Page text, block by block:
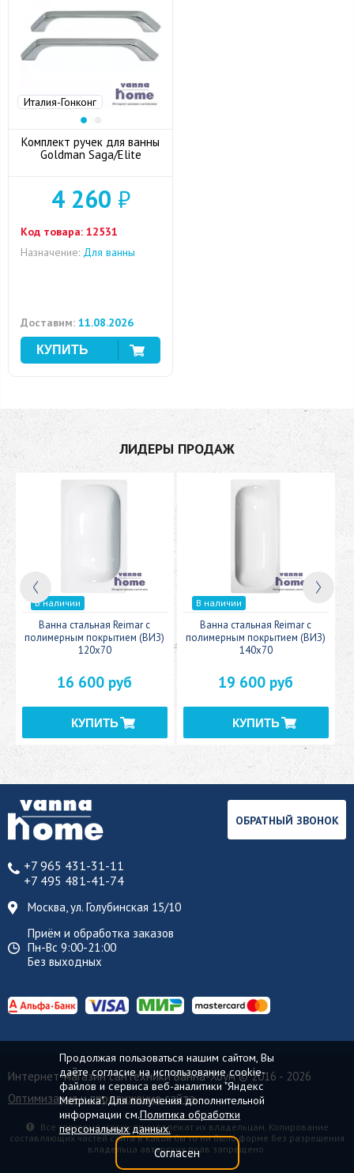
Италия-Гонконг
Комплект ручек для ванны
Goldman Saga/Elite
4 260 ₽
Код товара: 12531
Назначение: Для ванны
Доставим: 11.08.2026
ЛИДЕРЫ ПРОДАЖ
В наличии
Ванна стальная Reimar с
полимерным покрытием (ВИЗ)
120x70
16 600 руб
В наличии
Ванна стальная Reimar с
полимерным покрытием (ВИЗ)
140x70
19 600 руб
+7 965 431-31-11
+7 495 481-41-74
Москва, ул. Голубинская 15/10
Приём и обработка заказов
Пн-Вс 9:00-21:00
Без выходных
ОБРАТНЫЙ ЗВОНОК
Интернет-магазин сантехники Ванна-Хоум© 2016 - 2026
Оптимизация и продвижение сайта
Все торговые марки принадлежат их владельцам. Копирование
составляющих частей сайта в какой бы то ни было форме без разрешения
владельца авторских прав запрещено.
Продолжая пользоваться нашим сайтом, Вы
даёте согласие на использование cookie-
файлов и сервиса веб-аналитики "Яндекс
Метрика". Для получения дополнительной
информации см.Политика обработки
персональных данных.
Согласен